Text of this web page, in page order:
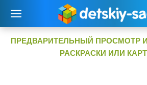
содержимому
ПРЕДВАРИТЕЛЬНЫЙ ПРОСМОТР
РАСКРАСКИ ИЛИ